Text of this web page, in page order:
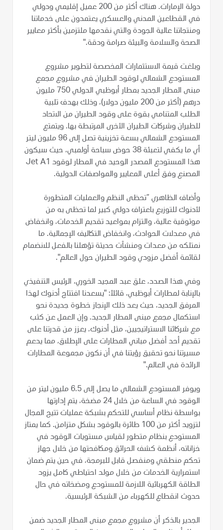
دولة الإمارات. هناك أكثر من 200 عميل إقليمي ودولي
في القطاعين المدني والعسكري يعتمدون على خدماتنا
ومنتجاتنا عالية الجودة والتي نقدمها ملتزمين بأكثر معايير
الصحة والسلامة والبيئة صرامة ودقة."
وبلغت قيمة الاستثمارات المخصصة لتطوير مشروع
المستودع الشمالي لوقود الطيران في مشروع مجمع
مبنى المطار الجديد بمطار أبوظبي الدولي 750 مليون
درهم (أكثر من 200 مليون دولار)، وذلك بهدف تلبية
الطلب المتنامي بقوة على وقود الطيران من الاتحاد
للطيران وشركات الطيران الأخرى المرتبطة بها. ويتمتع
المستودع الشمالي بسعة تخزينية تصل إلى 96 مليون ليتر
أي ما يكفي لتعبئة 38 حوض سباحة أولمبي، حيث سيكون
هذا المستودع المصدر الوحيد في المطار لوقود Jet A1
المصنع وفق أعلى المعايير والمواصفات الدولية.
وأضاف الظاهري “تحظى النظم والعمليات المتطورة
لأدنوك للتوزيع باعتراف دولي كبير لما تحظى به من
موثوقية عالية، والتزام بمواعيد تقديم الخدمات، وانخفاض
في معدلات الحوادث، وانخفاض التكاليف الإجمالية. ما
نمتلكه من معدات ومنشآت حديثة تؤهلنا بالفعل للانضمام
لقائمة أفضل مزودي وقود الطيران حول العالم".
وفي هذا الصدد، علق عبد المجيد الخوري، الرئيس التنفيذي
بالإنابة لمطارات أبوظبي، قائلاً: "يسعدنا افتتاح أدنوك لهذا
المرفق الجديد، حيث يعد ذلك الإنجاز خطوة جديدة نحو
استكمال مجمع مبنى المطار الجديد. وإن العمل عن كثب
مع شركائنا الاستراتيجيين، مثل أدنوك، يعزز من قدرتنا على
تقديم أحد أفضل مباني المطارات على الإطلاق، مما يدعم
مسيرتنا نحو تحقيق رؤيتنا في أن نكون مجموعة المطارات
الرائدة في العالم."
ويوفر المستودع الشمالي ما يصل إلى 6.5 مليون ليتر من
الوقود في الساعة من خلال 24 مضخة، يتم إدارتها
بواسطة نظام أساسي للتحكم بشبكة عمليات تتيح المجال
لتزويد أكثر من 100 طائرة بالوقود بشكل متزامن. كما يمتاز
المستودع بنظام متطور لقياس مستويات الوقود في
خزاناته، أنظمة كشف الحرائق ومكافحتها من خلال جهاز
تحكم منطقي ومنفصل قابل للبرمجة، في حين يتم ضمان
استمرارية الخدمات من خلال مولد احتياطي كامل يزود
الطاقة الكهربائية اللازمة للمستودع ومضخاته في حال
حدوث انقطاع للكهرباء من الشبكة الرئيسية.
الجدير بالذكر أن مشروع مجمع مبنى المطار الجديد ضمن